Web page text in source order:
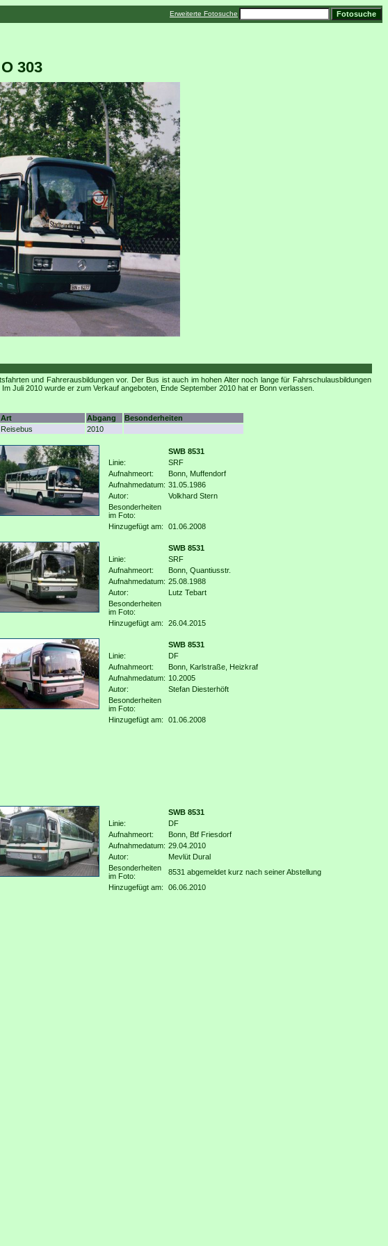
Erweiterte Fotosuche
303
und Fahrerausbildungen vor. Der Bus ist auch im hohen Alter noch lange für Fahrschulausbildungen
Juli 2010 wurde er zum Verkauf angeboten, Ende September 2010 hat er Bonn verlassen.
Art Abgang
Besonderheiten
Reisebus 2010
SWB 8531
Linie:
SRF
Aufnahmeort:
Bonn, Muffendorf
Aufnahmedatum: 31.05.1986
Autor:
Volkhard Stern
Besonderheiten
im Foto:
Hinzugefügt am:
01.06.2008
SWB 8531
Linie:
SRF
Aufnahmeort:
Bonn, Quantiusstr.
Aufnahmedatum: 25.08.1988
Autor:
Lutz Tebart
Besonderheiten
im Foto:
Hinzugefügt am:
26.04.2015
SWB 8531
Linie:
DF
Aufnahmeort:
Bonn, Karlstraße, Heizkraf
Aufnahmedatum: 10.2005
Autor:
Stefan Diesterhöft
Besonderheiten
im Foto:
Hinzugefügt am:
01.06.2008
SWB 8531
Linie:
DF
Aufnahmeort:
Bonn, Btf Friesdorf
Aufnahmedatum: 29.04.2010
Autor:
Mevlüt Dural
Besonderheiten
im Foto:
8531 abgemeldet kurz nach seiner Abstellung
Hinzugefügt am:
06.06.2010